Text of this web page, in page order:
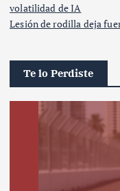
volatilidad de IA
Lesión de rodilla deja
Te lo Perdiste